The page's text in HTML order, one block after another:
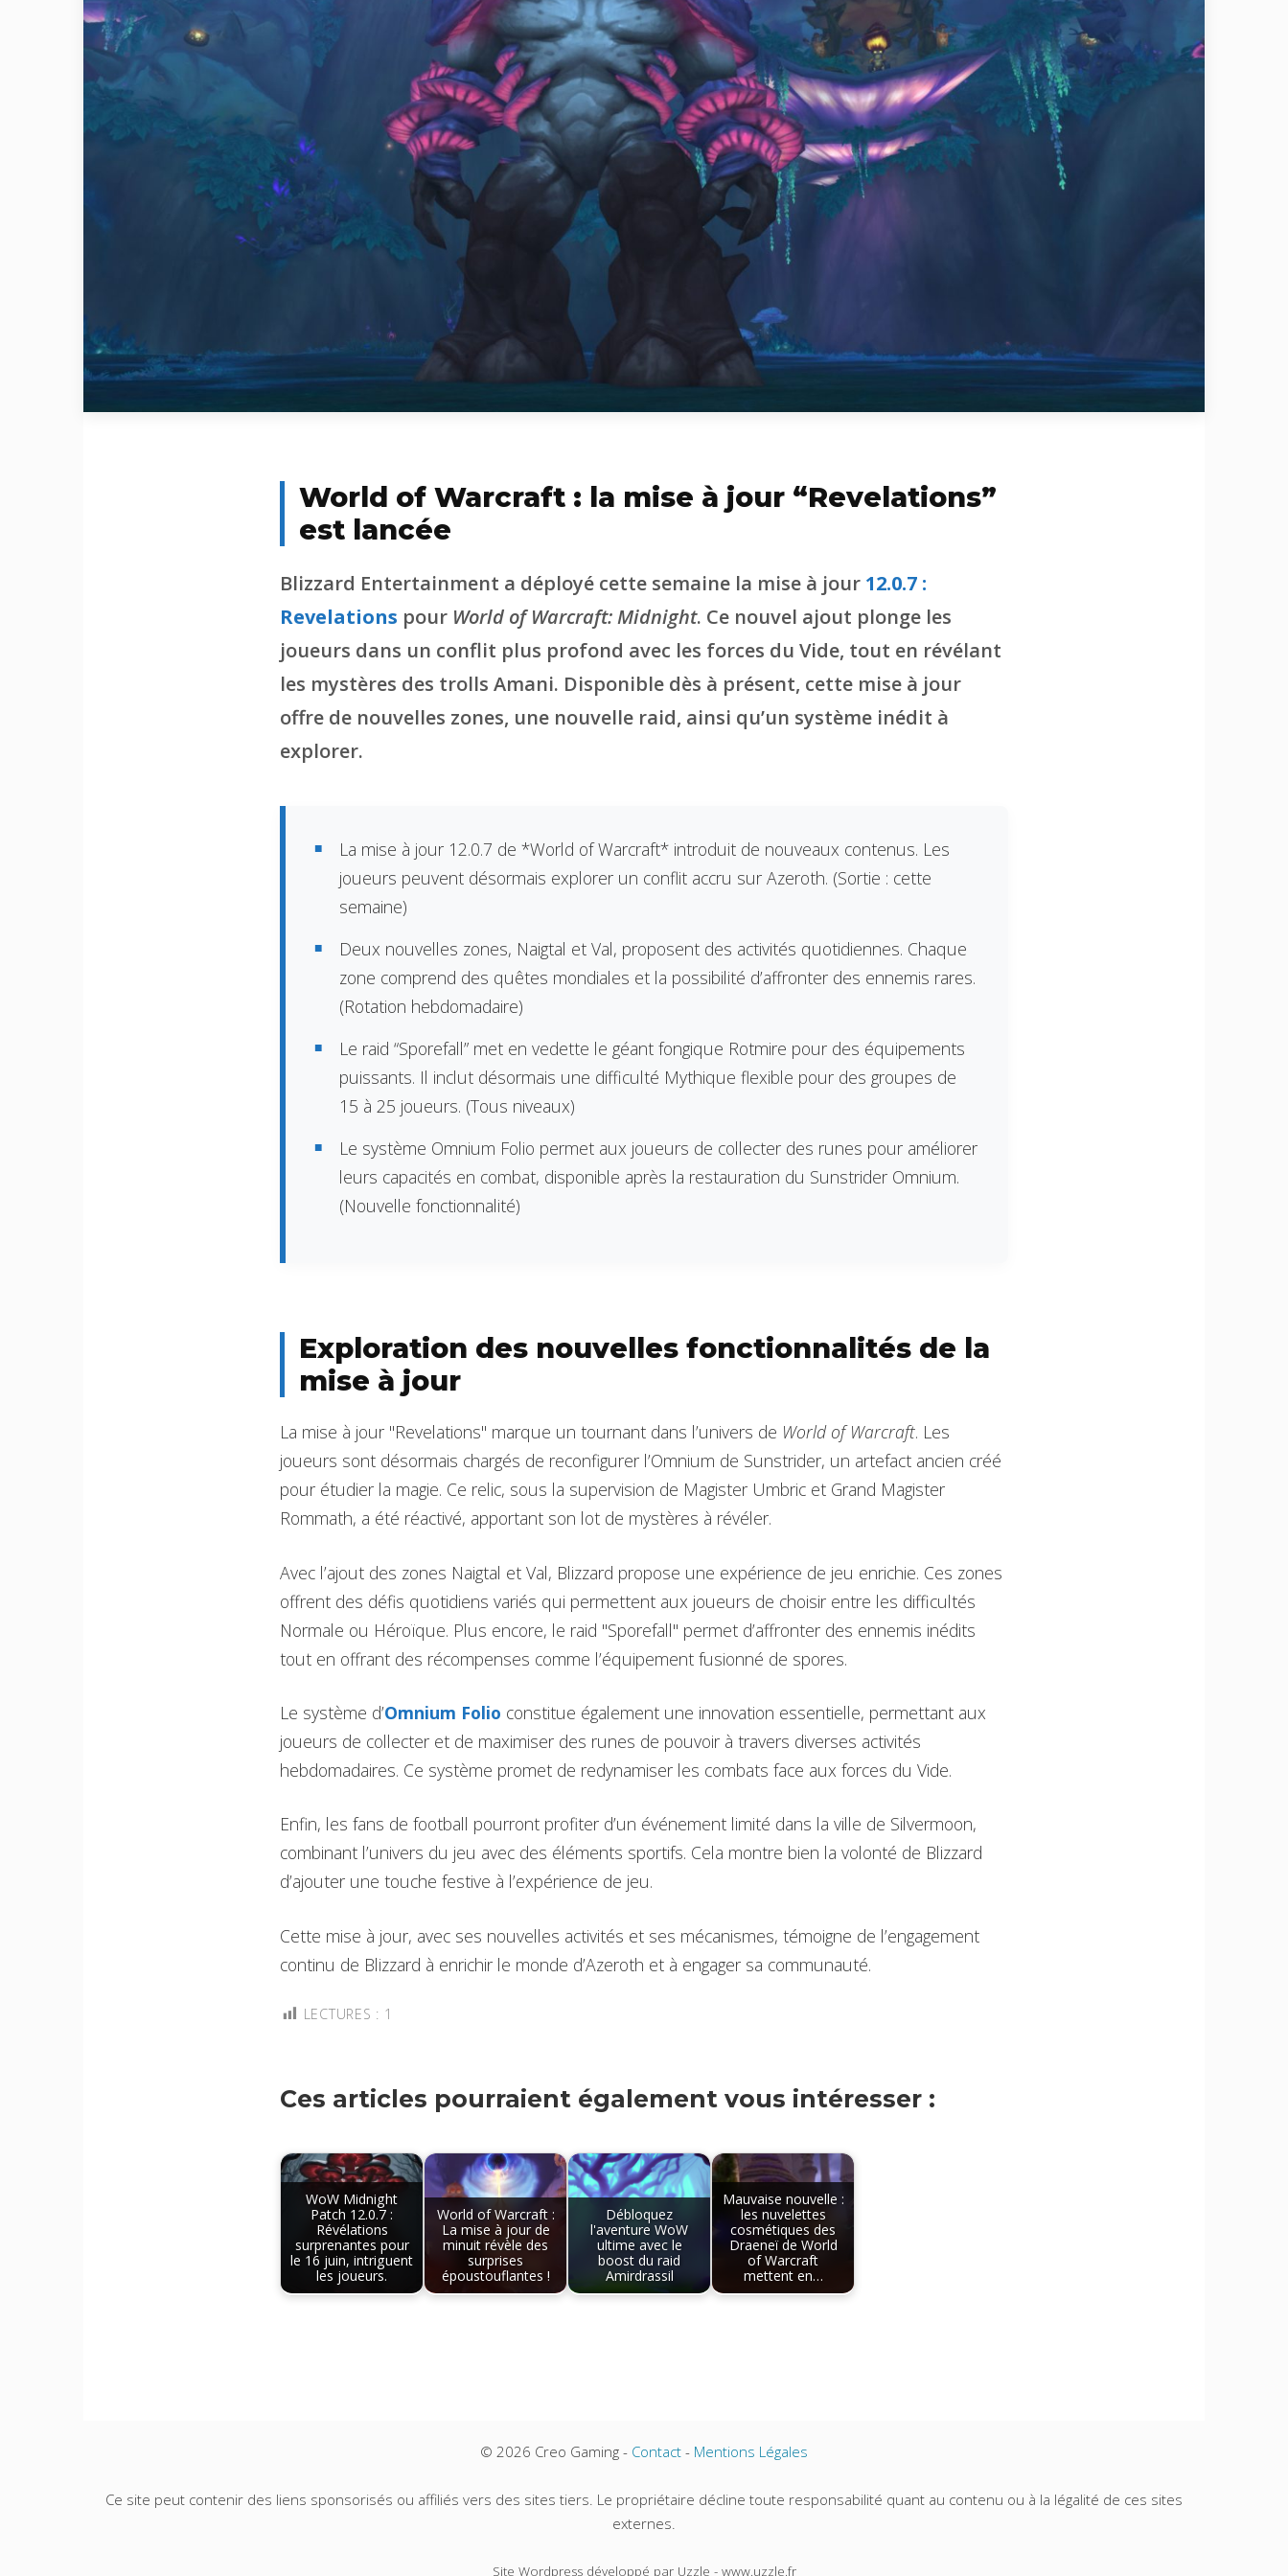
World of Warcraft : la mise à jour “Revelations”
est lancée
Blizzard Entertainment a déployé cette semaine la mise à jour 12.0.7 :
Revelations pour World of Warcraft: Midnight. Ce nouvel ajout plonge les
joueurs dans un conflit plus profond avec les forces du Vide, tout en révélant
les mystères des trolls Amani. Disponible dès à présent, cette mise à jour
offre de nouvelles zones, une nouvelle raid, ainsi qu’un système inédit à
explorer.
La mise à jour 12.0.7 de *World of Warcraft* introduit de nouveaux contenus. Les
joueurs peuvent désormais explorer un conflit accru sur Azeroth. (Sortie : cette
semaine)
Deux nouvelles zones, Naigtal et Val, proposent des activités quotidiennes. Chaque
zone comprend des quêtes mondiales et la possibilité d’affronter des ennemis rares.
(Rotation hebdomadaire)
Le raid “Sporefall” met en vedette le géant fongique Rotmire pour des équipements
puissants. Il inclut désormais une difficulté Mythique flexible pour des groupes de
15 à 25 joueurs. (Tous niveaux)
Le système Omnium Folio permet aux joueurs de collecter des runes pour améliorer
leurs capacités en combat, disponible après la restauration du Sunstrider Omnium.
(Nouvelle fonctionnalité)
Exploration des nouvelles fonctionnalités de la
mise à jour
La mise à jour "Revelations" marque un tournant dans l’univers de World of Warcraft. Les
joueurs sont désormais chargés de reconfigurer l’Omnium de Sunstrider, un artefact ancien créé
pour étudier la magie. Ce relic, sous la supervision de Magister Umbric et Grand Magister
Rommath, a été réactivé, apportant son lot de mystères à révéler.
Avec l’ajout des zones Naigtal et Val, Blizzard propose une expérience de jeu enrichie. Ces zones
offrent des défis quotidiens variés qui permettent aux joueurs de choisir entre les difficultés
Normale ou Héroïque. Plus encore, le raid "Sporefall" permet d’affronter des ennemis inédits
tout en offrant des récompenses comme l’équipement fusionné de spores.
Le système d’Omnium Folio constitue également une innovation essentielle, permettant aux
joueurs de collecter et de maximiser des runes de pouvoir à travers diverses activités
hebdomadaires. Ce système promet de redynamiser les combats face aux forces du Vide.
Enfin, les fans de football pourront profiter d’un événement limité dans la ville de Silvermoon,
combinant l’univers du jeu avec des éléments sportifs. Cela montre bien la volonté de Blizzard
d’ajouter une touche festive à l’expérience de jeu.
Cette mise à jour, avec ses nouvelles activités et ses mécanismes, témoigne de l’engagement
continu de Blizzard à enrichir le monde d’Azeroth et à engager sa communauté.
LECTURES : 1
Ces articles pourraient également vous intéresser :
WoW Midnight
Patch 12.0.7 :
Révélations
surprenantes pour
le 16 juin, intriguent
les joueurs.
World of Warcraft :
La mise à jour de
minuit révèle des
surprises
époustouflantes !
Débloquez
l'aventure WoW
ultime avec le
boost du raid
Amirdrassil
Mauvaise nouvelle :
les nuvelettes
cosmétiques des
Draeneï de World
of Warcraft
mettent en…
© 2026 Creo Gaming - Contact - Mentions Légales
Ce site peut contenir des liens sponsorisés ou affiliés vers des sites tiers. Le propriétaire décline toute responsabilité quant au contenu ou à la légalité de ces sites
externes.
Site Wordpress développé par Uzzle - www.uzzle.fr